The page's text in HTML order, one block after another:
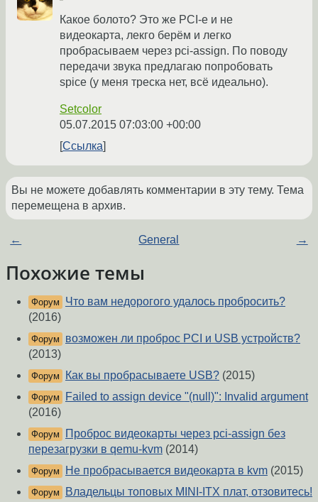
Какое болото? Это же PCI-e и не
видеокарта, лекго берём и легко
пробрасываем через pci-assign. По поводу
передачи звука предлагаю попробовать
spice (у меня треска нет, всё идеально).
Setcolor
05.07.2015 07:03:00 +00:00
Ссылка
Вы не можете добавлять комментарии в эту тему. Тема
перемещена в архив.
← General →
Похожие темы
Форум
Что вам недорогого удалось пробросить?
(2016)
Форум
возможен ли проброс PCI и USB устройств?
(2013)
Форум Как вы пробрасываете USB? (2015)
Форум
Failed to assign device "(null)": Invalid argument
(2016)
Форум
Проброс видеокарты через pci-assign без
перезагрузки в qemu-kvm (2014)
Форум Не пробрасывается видеокарта в kvm (2015)
Форум
Владельцы топовых MINI-ITX плат, отзовитесь!